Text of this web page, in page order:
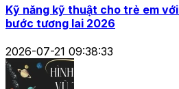
Kỹ năng kỹ thuật cho trẻ em
bước tương lai 2026
2026-07-21 09:38:33